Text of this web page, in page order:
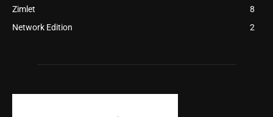
Zimlet
8
Network Edition
2